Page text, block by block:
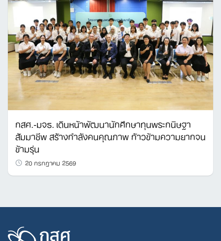
กสศ.-มจธ. เดินหน้าพัฒนานักศึกษาทุนพระกนิษฐา
สัมมาชีพ สร้างกำลังคนคุณภาพ ก้าวข้ามความยากจน
ข้ามรุ่น
20 กรกฎาคม 2569